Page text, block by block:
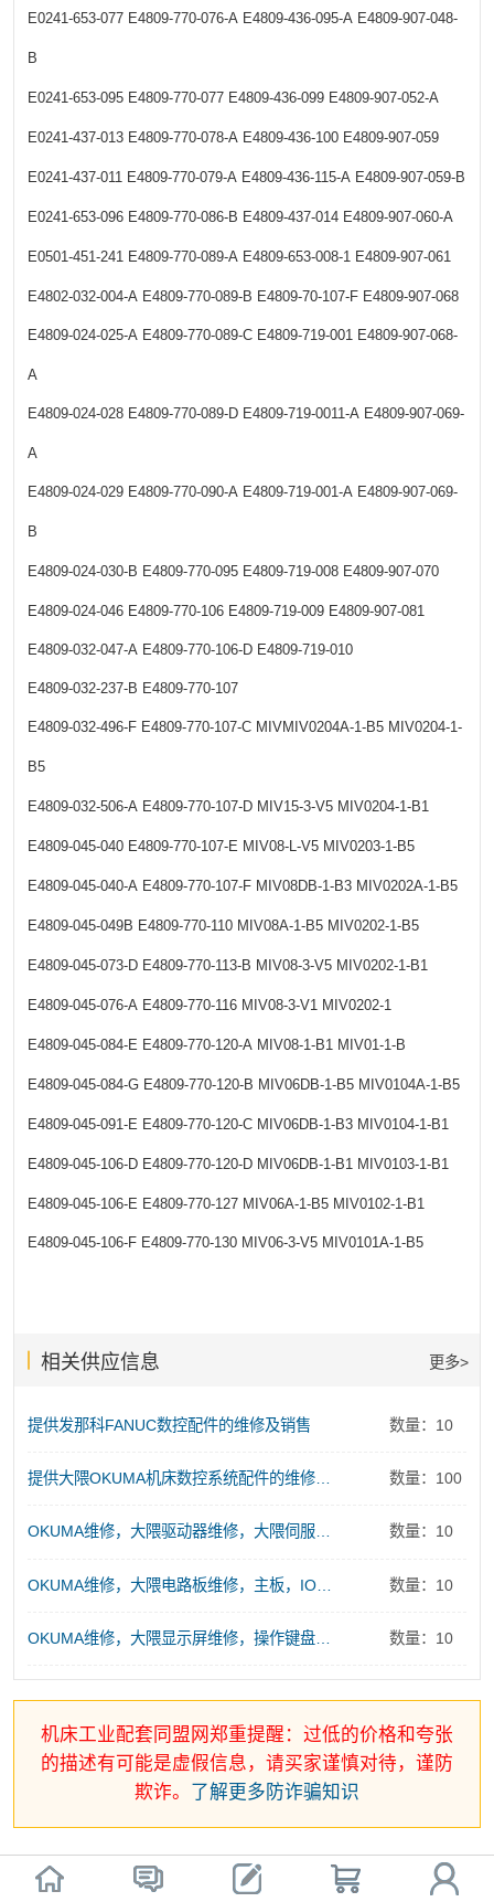
E0241-653-077 E4809-770-076-A E4809-436-095-A E4809-907-048-
B
E0241-653-095 E4809-770-077 E4809-436-099 E4809-907-052-A
E0241-437-013 E4809-770-078-A E4809-436-100 E4809-907-059
E0241-437-011 E4809-770-079-A E4809-436-115-A E4809-907-059-B
E0241-653-096 E4809-770-086-B E4809-437-014 E4809-907-060-A
E0501-451-241 E4809-770-089-A E4809-653-008-1 E4809-907-061
E4802-032-004-A E4809-770-089-B E4809-70-107-F E4809-907-068
E4809-024-025-A E4809-770-089-C E4809-719-001 E4809-907-068-
A
E4809-024-028 E4809-770-089-D E4809-719-0011-A E4809-907-069-
A
E4809-024-029 E4809-770-090-A E4809-719-001-A E4809-907-069-
B
E4809-024-030-B E4809-770-095 E4809-719-008 E4809-907-070
E4809-024-046 E4809-770-106 E4809-719-009 E4809-907-081
E4809-032-047-A E4809-770-106-D E4809-719-010
E4809-032-237-B E4809-770-107
E4809-032-496-F E4809-770-107-C MIVMIV0204A-1-B5 MIV0204-1-
B5
E4809-032-506-A E4809-770-107-D MIV15-3-V5 MIV0204-1-B1
E4809-045-040 E4809-770-107-E MIV08-L-V5 MIV0203-1-B5
E4809-045-040-A E4809-770-107-F MIV08DB-1-B3 MIV0202A-1-B5
E4809-045-049B E4809-770-110 MIV08A-1-B5 MIV0202-1-B5
E4809-045-073-D E4809-770-113-B MIV08-3-V5 MIV0202-1-B1
E4809-045-076-A E4809-770-116 MIV08-3-V1 MIV0202-1
E4809-045-084-E E4809-770-120-A MIV08-1-B1 MIV01-1-B
E4809-045-084-G E4809-770-120-B MIV06DB-1-B5 MIV0104A-1-B5
E4809-045-091-E E4809-770-120-C MIV06DB-1-B3 MIV0104-1-B1
E4809-045-106-D E4809-770-120-D MIV06DB-1-B1 MIV0103-1-B1
E4809-045-106-E E4809-770-127 MIV06A-1-B5 MIV0102-1-B1
E4809-045-106-F E4809-770-130 MIV06-3-V5 MIV0101A-1-B5
相关供应信息 更多>
提供发那科FANUC数控配件的维修及销售 数量：10
提供大隈OKUMA机床数控系统配件的维修及销售服务 数量：100
OKUMA维修，大隈驱动器维修，大隈伺服电源维修 数量：10
OKUMA维修，大隈电路板维修，主板，IO板、存储板、控制板维修 数量：10
OKUMA维修，大隈显示屏维修，操作键盘维修 数量：10
机床工业配套同盟网郑重提醒：过低的价格和夸张
的描述有可能是虚假信息，请买家谨慎对待，谨防
欺诈。 了解更多防诈骗知识